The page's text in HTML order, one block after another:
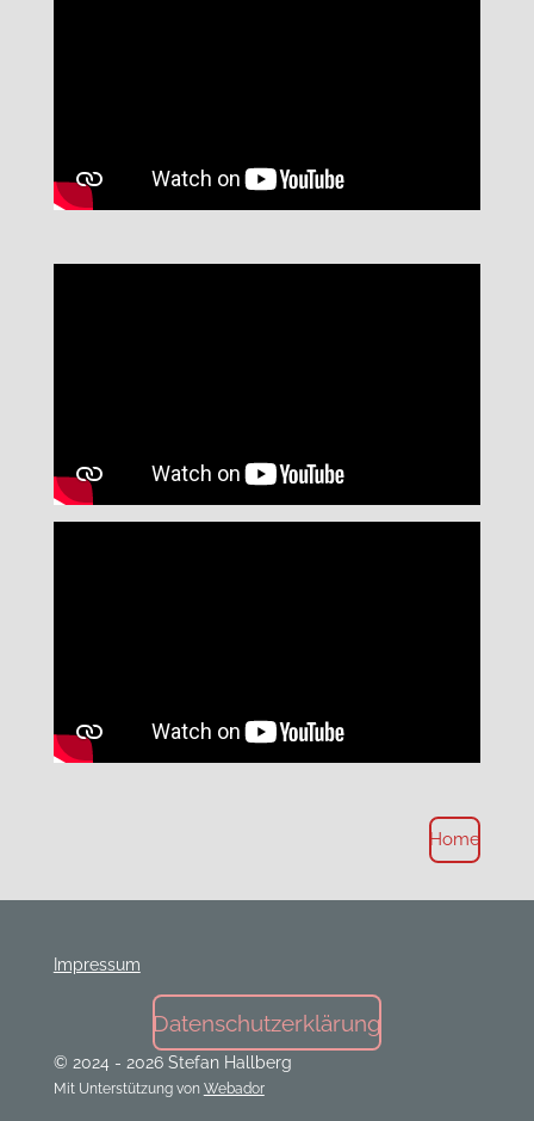
Home
Impressum
Datenschutzerklärung
© 2024 - 2026 Stefan Hallberg
Mit Unterstützung von Webador